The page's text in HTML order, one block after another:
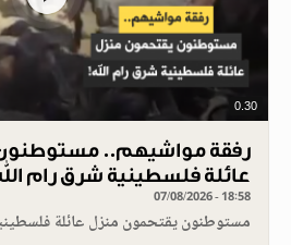
0.30
رفقة مواشيهم..
عائلة فلسطينية شرق رام
07/08/2026 - 18:58
مستوطنون يقتحمون منزل عائلة